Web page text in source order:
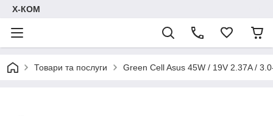
Х-КОМ
Товари та послуги Green Cell Asus 45W / 19V 2.37A /